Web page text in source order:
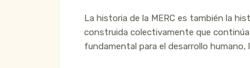
La historia de la MERC es también la
construida colectivamente que
fundamental para el desarrollo